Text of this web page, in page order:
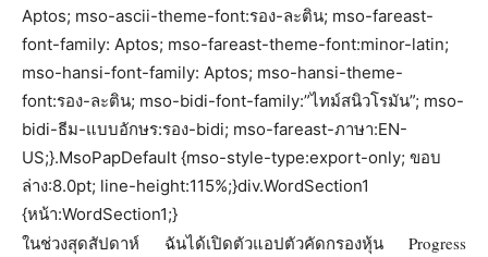
Aptos; mso-ascii-theme-font:รอง-ละติน; mso-fareast-
font-family: Aptos; mso-fareast-theme-font:minor-latin;
mso-hansi-font-family: Aptos; mso-hansi-theme-
font:รอง-ละติน; mso-bidi-font-family:”ไทม์สนิวโรมัน”; mso-
bidi-ธีม-แบบอักษร:รอง-bidi; mso-fareast-ภาษา:EN-
US;}.MsoPapDefault {mso-style-type:export-only; ขอบ
ล่าง:8.0pt; line-height:115%;}div.WordSection1
{หน้า:WordSection1;}
ในช่วงสุดสัปดาห์ ฉันได้เปิดตัวแอปตัวคัดกรองหุ้น Progress